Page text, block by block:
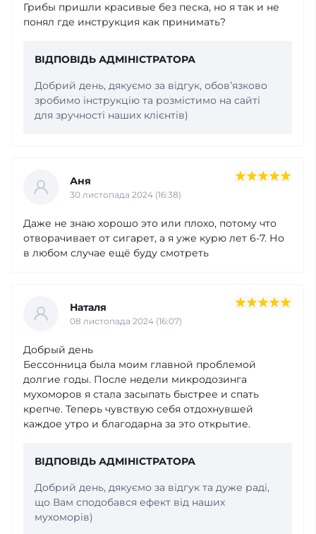
Грибы пришли красивые без песка, но я так и не
понял где инструкция как принимать?
ВІДПОВІДЬ АДМІНІСТРАТОРА
Добрий день, дякуємо за відгук, обовʼязково
зробимо інструкцію та розмістимо на сайті
для зручності наших клієнтів)
Аня
30 листопада 2024 (16:38)
Даже не знаю хорошо это или плохо, потому что
отворачивает от сигарет, а я уже курю лет 6-7. Но
в любом случае ещё буду смотреть
Наталя
08 листопада 2024 (16:07)
Добрый день
Бессонница была моим главной проблемой
долгие годы. После недели микродозинга
мухоморов я стала засыпать быстрее и спать
крепче. Теперь чувствую себя отдохнувшей
каждое утро и благодарна за это открытие.
ВІДПОВІДЬ АДМІНІСТРАТОРА
Добрий день, дякуємо за відгук та дуже раді,
що Вам сподобався ефект від наших
мухоморів)